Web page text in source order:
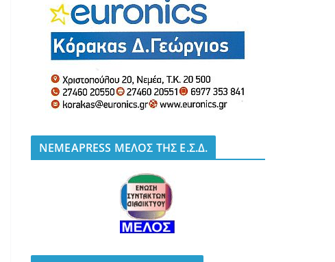
NEMEAPRESS ΜΕΛΟΣ ΤΗΣ Ε.Σ.Δ.